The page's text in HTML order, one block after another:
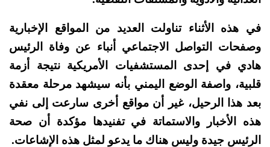
في هذه الأثناء تناولت العديد من المواقع الإخبارية
وصفحات التواصل الاجتماعي أنباء عن وفاة الرئيس
هادي في إحدى المستشفيات الأمريكية نتيجة أزمة
قلبية، واصفة الوضع اليمني بأنه سيشهد مرحلة معقدة
بعد هذا الرحيل، غير أن مواقع أخرى سارعت إلى نفي
هذه الأخبار والاستماتة في تفنيدها مؤكدة أن صحة
الرئيس جيدة وليس هناك ما يدعو لمثل هذه الإشاعات.